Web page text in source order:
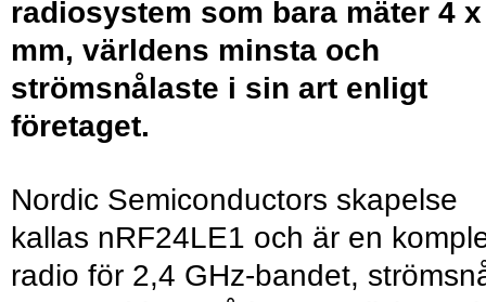
radiosystem som bara mäter 4
mm, världens minsta och
strömsnålaste i sin art enligt
företaget.
Nordic Semiconductors skapelse
kallas nRF24LE1 och är en
radio för 2,4 GHz-bandet,